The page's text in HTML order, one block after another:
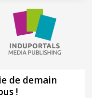
de demain
!